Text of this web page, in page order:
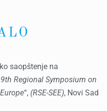
saopštenje na
9th Regional Symposium on
“, (RSE-SEE), Novi Sad